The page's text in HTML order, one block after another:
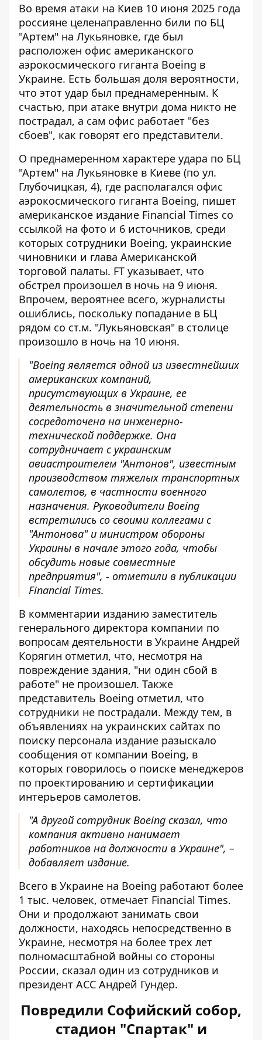
Во время атаки на Киев 10 июня 2025 года
россияне целенаправленно били по БЦ
"Артем" на Лукьяновке, где был
расположен офис американского
аэрокосмического гиганта Boeing в
Украине. Есть большая доля вероятности,
что этот удар был преднамеренным. К
счастью, при атаке внутри дома никто не
пострадал, а сам офис работает "без
сбоев", как говорят его представители.
О преднамеренном характере удара по БЦ
"Артем" на Лукьяновке в Киеве (по ул.
Глубочицкая, 4), где располагался офис
аэрокосмического гиганта Boeing, пишет
американское издание Financial Times со
ссылкой на фото и 6 источников, среди
которых сотрудники Boeing, украинские
чиновники и глава Американской
торговой палаты. FT указывает, что
обстрел произошел в ночь на 9 июня.
Впрочем, вероятнее всего, журналисты
ошиблись, поскольку попадание в БЦ
рядом со ст.м. "Лукьяновская" в столице
произошло в ночь на 10 июня.
"Boeing является одной из известнейших
американских компаний,
присутствующих в Украине, ее
деятельность в значительной степени
сосредоточена на инженерно-
технической поддержке. Она
сотрудничает с украинским
авиастроителем "Антонов", известным
производством тяжелых транспортных
самолетов, в частности военного
назначения. Руководители Boeing
встретились со своими коллегами с
"Антонова" и министром обороны
Украины в начале этого года, чтобы
обсудить новые совместные
предприятия", - отметили в публикации
Financial Times.
В комментарии изданию заместитель
генерального директора компании по
вопросам деятельности в Украине Андрей
Корягин отметил, что, несмотря на
повреждение здания, "ни один сбой в
работе" не произошел. Также
представитель Boeing отметил, что
сотрудники не пострадали. Между тем, в
объявлениях на украинских сайтах по
поиску персонала издание разыскало
сообщения от компании Boeing, в
которых говорилось о поиске менеджеров
по проектированию и сертификации
интерьеров самолетов.
"А другой сотрудник Boeing сказал, что
компания активно нанимает
работников на должности в Украине", –
добавляет издание.
Всего в Украине на Boeing работают более
1 тыс. человек, отмечает Financial Times.
Они и продолжают занимать свои
должности, находясь непосредственно в
Украине, несмотря на более трех лет
полномасштабной войны со стороны
России, сказал один из сотрудников и
президент ACC Андрей Гундер.
Повредили Софийский собор,
стадион "Спартак" и